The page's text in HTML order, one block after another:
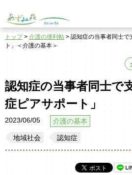
トップ> 介護の便利帖> 認知症の当事者同士で
ト」＜介護の基本＞
認知症の当事者同士で
症ピアサポート」
2023/06/05 介護の基本
地域社会 認知症